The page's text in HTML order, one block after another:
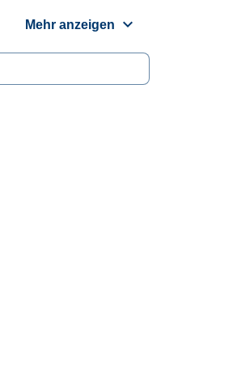
Mehr anzeigen expand_more